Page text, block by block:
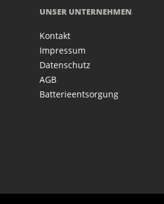
UNSER UNTERNEHMEN
Kontakt
Impressum
Datenschutz
AGB
Batterieentsorgung